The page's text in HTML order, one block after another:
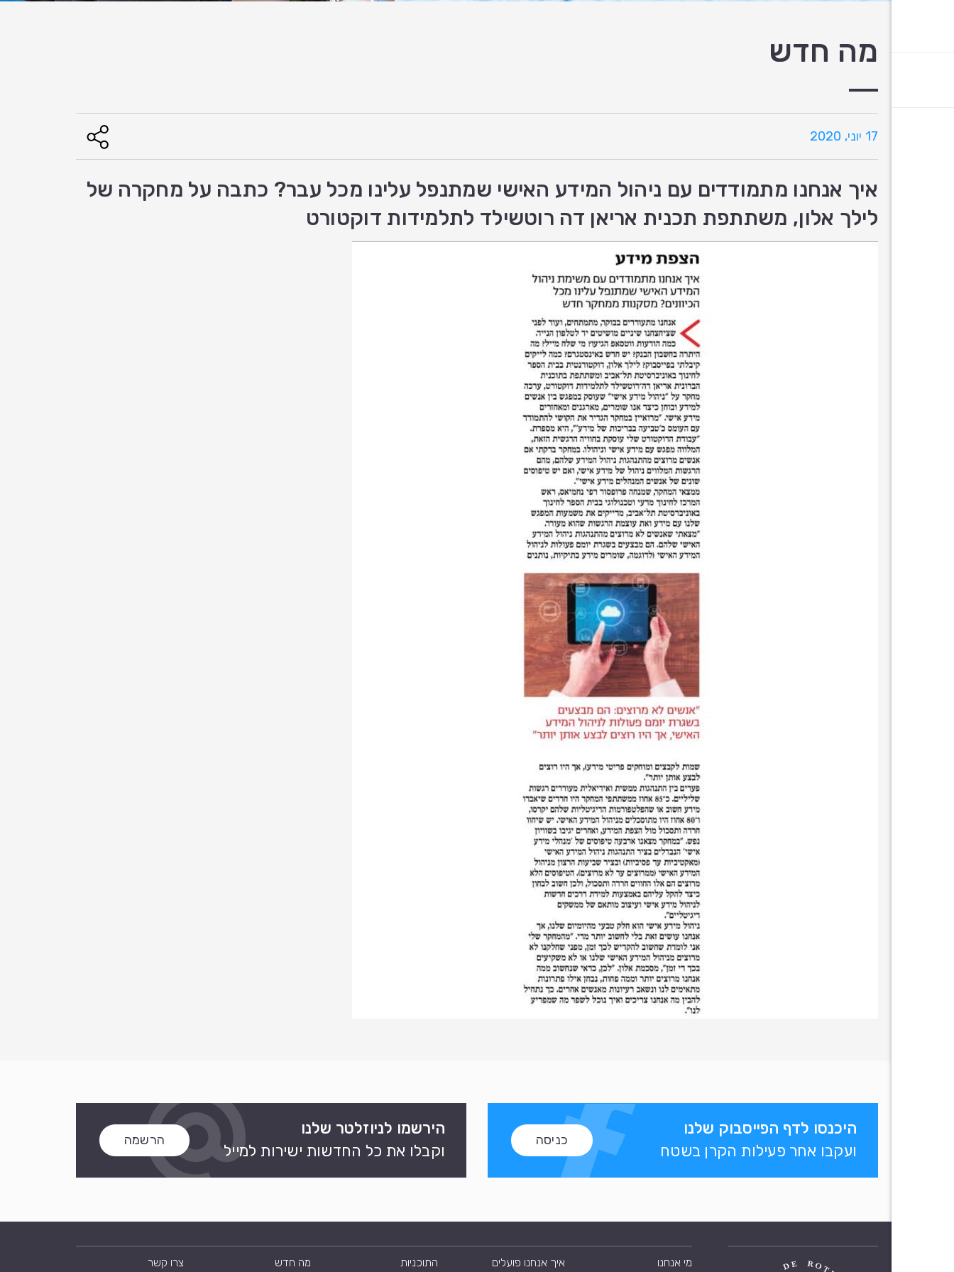
מה חדש
17 יוני, 2020
איך אנחנו מתמודדים עם ניהול המידע האישי שמתנפל עלינו מכל עבר? כתבה על מחקרה של
לילך אלון, משתתפת תכנית אריאן דה רוטשילד לתלמידות דוקטורט
היכנסו לדף הפייסבוק שלנו
ועקבו אחר פעילות הקרן בשטח
כניסה
הירשמו לניוזלטר שלנו
וקבלו את כל החדשות ישירות למייל
הרשמה
מי אנחנו איך אנחנו פועלים התוכניות מה חדש צרו קשר